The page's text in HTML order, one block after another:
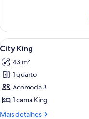
Bedroom
City
Suite
Carrega
todas
as
fotos
de
City
King
4
City King
43 m²
1 quarto
Acomoda 3
1 cama King
Mais detalhes
Mais